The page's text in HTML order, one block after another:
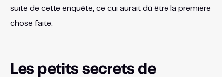
suite de cette enquête, ce qui aurait dû être la première
chose faite.
Les petits secrets de